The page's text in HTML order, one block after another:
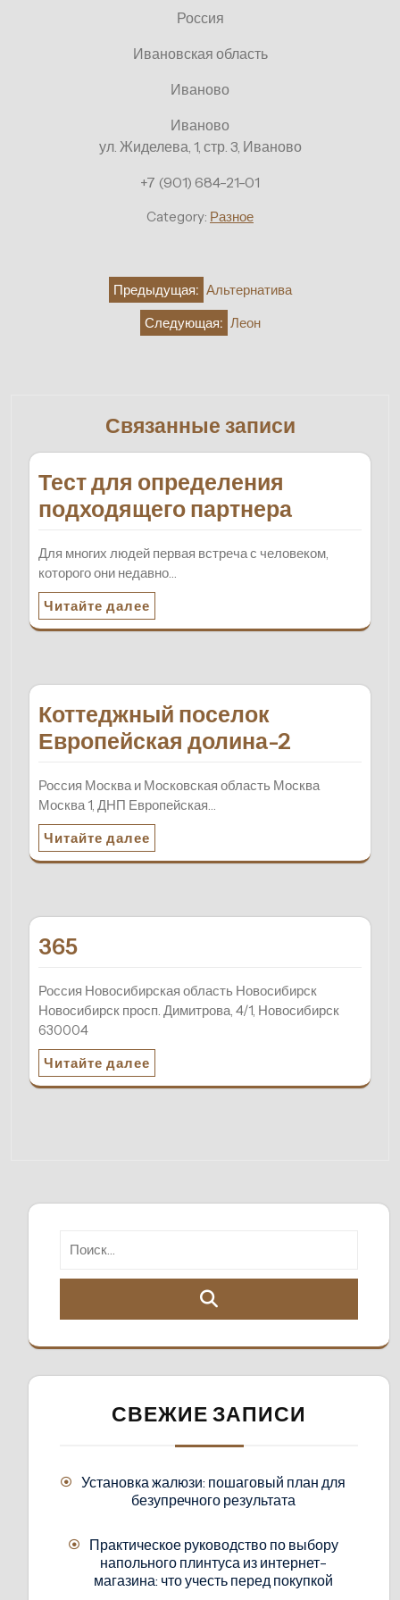
Россия
Ивановская область
Иваново
Иваново
ул. Жиделева, 1, стр. 3, Иваново
+7 (901) 684-21-01
Category: Разное
НавигацияПредыдущая: Альтернатива
Следующая: Леон
Связанные записи
Тест для определения
подходящего партнера
Для многих людей первая встреча с человеком,
которого они недавно…
Читайте далее
Коттеджный поселок
Европейская долина-2
Россия Москва и Московская область Москва
Москва 1, ДНП Европейская…
Читайте далее
365
Россия Новосибирская область Новосибирск
Новосибирск просп. Димитрова, 4/1, Новосибирск
630004
Читайте далее
СВЕЖИЕ ЗАПИСИ
Установка жалюзи: пошаговый план для
безупречного результата
Практическое руководство по выбору
напольного плинтуса из интернет-
магазина: что учесть перед покупкой